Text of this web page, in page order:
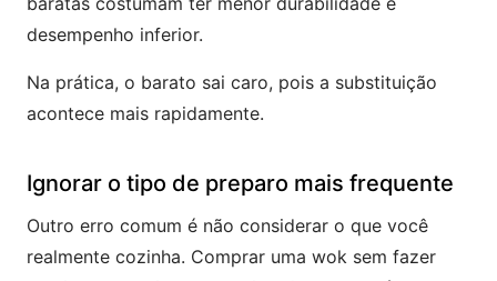
desempenho inferior.
Na prática, o barato sai caro, pois a substituição
acontece mais rapidamente.
Ignorar o tipo de preparo mais frequente
Outro erro comum é não considerar o que você
realmente cozinha. Comprar uma wok sem fazer